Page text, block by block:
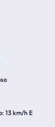
13 km/h E